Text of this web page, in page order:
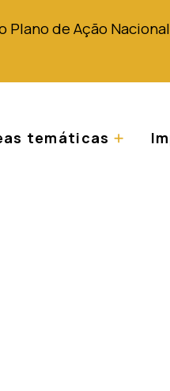
Plano de Ação
temáticas